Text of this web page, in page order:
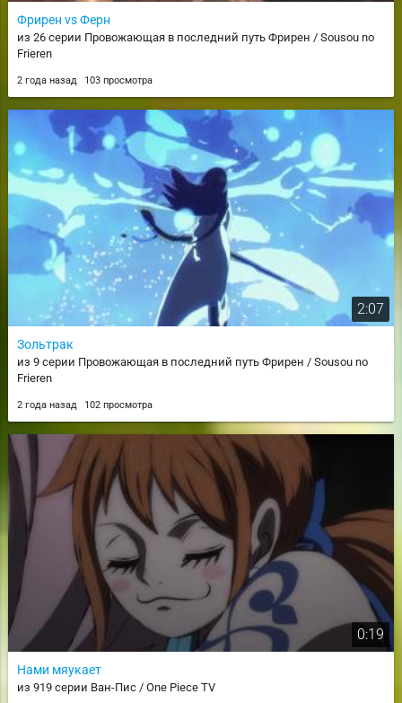
Фрирен vs Ферн
из 26 серии Провожающая в последний путь Фрирен / Sousou no
Frieren
2 года назад 103 просмотра
2:07
Зольтрак
из 9 серии Провожающая в последний путь Фрирен / Sousou no
Frieren
2 года назад 102 просмотра
0:19
Нами мяукает
из 919 серии Ван-Пис / One Piece TV